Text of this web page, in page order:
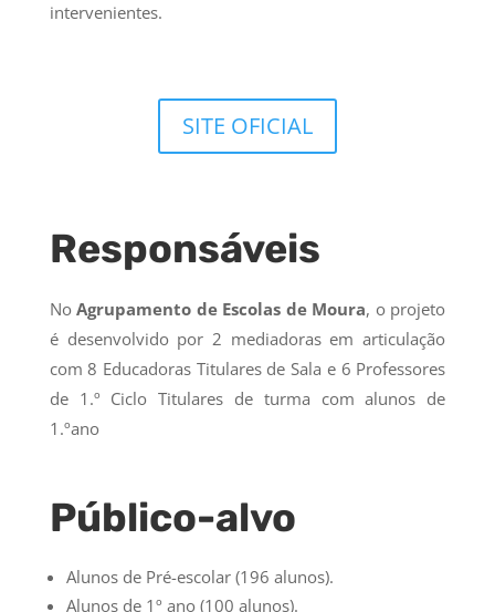
intervenientes.
SITE OFICIAL
Responsáveis
NoAgrupamento de Escolas de Moura, o projeto
é desenvolvido por 2 mediadoras em articulação
com 8 Educadoras Titulares de Sala e 6 Professores
de 1.º Ciclo Titulares de turma com alunos de
1.ºano
Público-alvo
Alunos de Pré-escolar (196 alunos).
Alunos de 1º ano (100 alunos).